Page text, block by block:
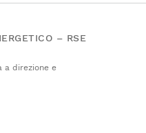
– RSE
a direzione e